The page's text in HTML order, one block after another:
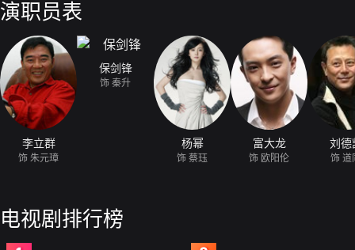
演职员表
李立群
饰 朱元璋
保剑锋
饰 秦升
杨幂
饰 蔡珏
富大龙
饰 欧阳伦
刘德
饰 道
电视剧排行榜